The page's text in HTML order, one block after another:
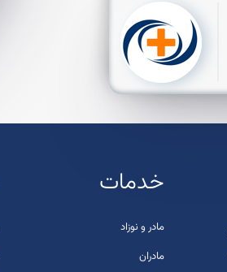
خدمات
مادر و نوزاد
مادران